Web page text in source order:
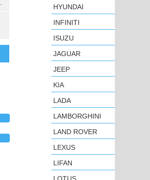
HYUNDAI
INFINITI
ISUZU
JAGUAR
JEEP
KIA
LADA
LAMBORGHINI
LAND ROVER
LEXUS
LIFAN